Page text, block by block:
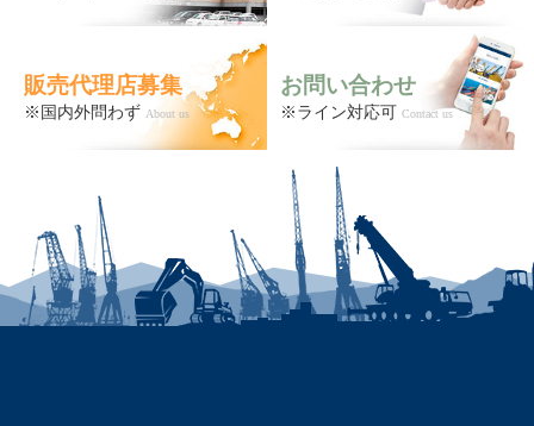
販売代理店募集
※国内外問わず About us
お問い合わせ
※ライン対応可 Contact us